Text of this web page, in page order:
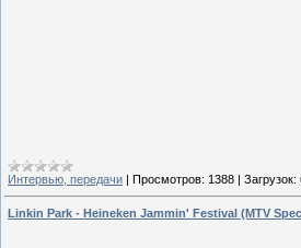
Интервью, передачи Просмотров: 1388 Загрузок:
Linkin Park - Heineken Jammin' Festival (MTV